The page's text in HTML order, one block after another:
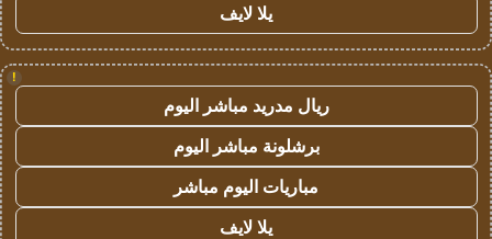
يلا لايف
!
ريال مدريد مباشر اليوم
برشلونة مباشر اليوم
مباريات اليوم مباشر
يلا لايف